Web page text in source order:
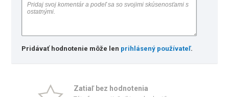
Pridávať hodnotenie môže len prihlásený používateľ.
Zatiaľ bez hodnotenia